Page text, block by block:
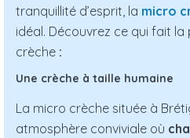
tranquillité d’esprit, la micro
idéal. Découvrez ce qui fait
crèche :
Une crèche à taille humaine
La micro crèche située à
atmosphère conviviale où